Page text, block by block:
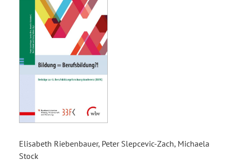
Elisabeth Riebenbauer, Peter Slepcevic-Zach, Michaela
Stock